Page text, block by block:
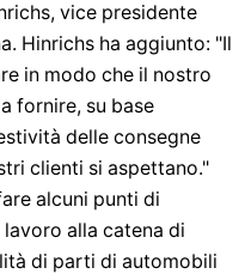
vice presidente
Hinrichs ha aggiunto: "Il
in modo che il nostro
fornire, su base
delle consegne
clienti si aspettano."
alcuni punti di
alla catena di
di parti di automobili